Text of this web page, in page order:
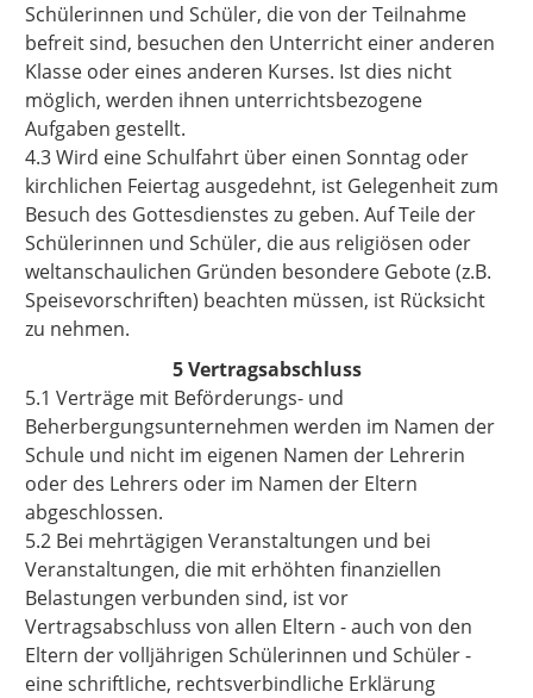
Schülerinnen und Schüler, die von der Teilnahme
befreit sind, besuchen den Unterricht einer anderen
Klasse oder eines anderen Kurses. Ist dies nicht
möglich, werden ihnen unterrichtsbezogene
Aufgaben gestellt.
4.3 Wird eine Schulfahrt über einen Sonntag oder
kirchlichen Feiertag ausgedehnt, ist Gelegenheit zum
Besuch des Gottesdienstes zu geben. Auf Teile der
Schülerinnen und Schüler, die aus religiösen oder
weltanschaulichen Gründen besondere Gebote (z.B.
Speisevorschriften) beachten müssen, ist Rücksicht
zu nehmen.
5 Vertragsabschluss
5.1 Verträge mit Beförderungs- und
Beherbergungsunternehmen werden im Namen der
Schule und nicht im eigenen Namen der Lehrerin
oder des Lehrers oder im Namen der Eltern
abgeschlossen.
5.2 Bei mehrtägigen Veranstaltungen und bei
Veranstaltungen, die mit erhöhten finanziellen
Belastungen verbunden sind, ist vor
Vertragsabschluss von allen Eltern - auch von den
Eltern der volljährigen Schülerinnen und Schüler -
eine schriftliche, rechtsverbindliche Erklärung